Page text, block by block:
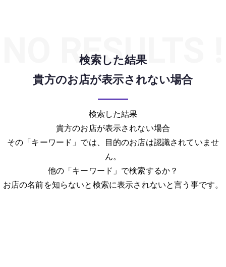
NO RESULTS !
検索した結果
貴方のお店が表示されない場合
検索した結果
貴方のお店が表示されない場合
その「キーワード」では、目的のお店は認識されていませ
ん。
他の「キーワード」で検索するか？
お店の名前を知らないと検索に表示されないと言う事です。